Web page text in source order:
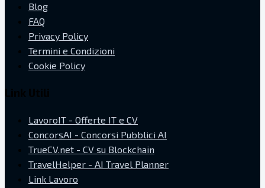
Blog
FAQ
Privacy Policy
Termini e Condizioni
Cookie Policy
LavoroIT - Offerte IT e CV
ConcorsAI - Concorsi Pubblici AI
TrueCV.net - CV su Blockchain
TravelHelper - AI Travel Planner
Link Lavoro